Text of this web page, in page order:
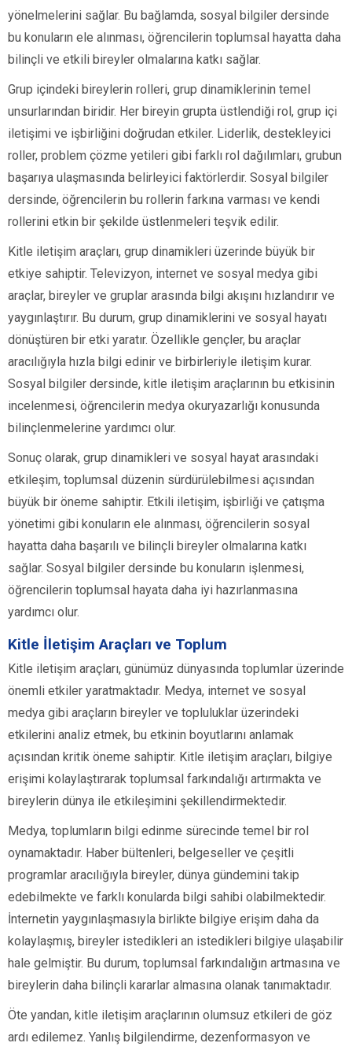
yönelmelerini sağlar. Bu bağlamda, sosyal bilgiler dersinde
bu konuların ele alınması, öğrencilerin toplumsal hayatta daha
bilinçli ve etkili bireyler olmalarına katkı sağlar.
Grup içindeki bireylerin rolleri, grup dinamiklerinin temel
unsurlarından biridir. Her bireyin grupta üstlendiği rol, grup içi
iletişimi ve işbirliğini doğrudan etkiler. Liderlik, destekleyici
roller, problem çözme yetileri gibi farklı rol dağılımları, grubun
başarıya ulaşmasında belirleyici faktörlerdir. Sosyal bilgiler
dersinde, öğrencilerin bu rollerin farkına varması ve kendi
rollerini etkin bir şekilde üstlenmeleri teşvik edilir.
Kitle iletişim araçları, grup dinamikleri üzerinde büyük bir
etkiye sahiptir. Televizyon, internet ve sosyal medya gibi
araçlar, bireyler ve gruplar arasında bilgi akışını hızlandırır ve
yaygınlaştırır. Bu durum, grup dinamiklerini ve sosyal hayatı
dönüştüren bir etki yaratır. Özellikle gençler, bu araçlar
aracılığıyla hızla bilgi edinir ve birbirleriyle iletişim kurar.
Sosyal bilgiler dersinde, kitle iletişim araçlarının bu etkisinin
incelenmesi, öğrencilerin medya okuryazarlığı konusunda
bilinçlenmelerine yardımcı olur.
Sonuç olarak, grup dinamikleri ve sosyal hayat arasındaki
etkileşim, toplumsal düzenin sürdürülebilmesi açısından
büyük bir öneme sahiptir. Etkili iletişim, işbirliği ve çatışma
yönetimi gibi konuların ele alınması, öğrencilerin sosyal
hayatta daha başarılı ve bilinçli bireyler olmalarına katkı
sağlar. Sosyal bilgiler dersinde bu konuların işlenmesi,
öğrencilerin toplumsal hayata daha iyi hazırlanmasına
yardımcı olur.
Kitle İletişim Araçları ve Toplum
Kitle iletişim araçları, günümüz dünyasında toplumlar üzerinde
önemli etkiler yaratmaktadır. Medya, internet ve sosyal
medya gibi araçların bireyler ve topluluklar üzerindeki
etkilerini analiz etmek, bu etkinin boyutlarını anlamak
açısından kritik öneme sahiptir. Kitle iletişim araçları, bilgiye
erişimi kolaylaştırarak toplumsal farkındalığı artırmakta ve
bireylerin dünya ile etkileşimini şekillendirmektedir.
Medya, toplumların bilgi edinme sürecinde temel bir rol
oynamaktadır. Haber bültenleri, belgeseller ve çeşitli
programlar aracılığıyla bireyler, dünya gündemini takip
edebilmekte ve farklı konularda bilgi sahibi olabilmektedir.
İnternetin yaygınlaşmasıyla birlikte bilgiye erişim daha da
kolaylaşmış, bireyler istedikleri an istedikleri bilgiye ulaşabilir
hale gelmiştir. Bu durum, toplumsal farkındalığın artmasına ve
bireylerin daha bilinçli kararlar almasına olanak tanımaktadır.
Öte yandan, kitle iletişim araçlarının olumsuz etkileri de göz
ardı edilemez. Yanlış bilgilendirme, dezenformasyon ve